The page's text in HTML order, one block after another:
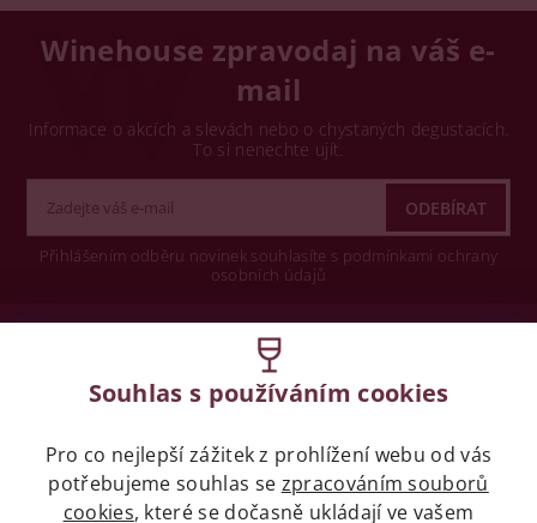
Winehouse zpravodaj na váš e-
mail
Informace o akcích a slevách nebo o chystaných degustacích.
To si nenechte ujít.
Přihlášením odběru novinek souhlasíte s podmínkami ochrany
osobních údajů
Legislativa
Zákaz prodeje alkoholických nápojů osobám
mladších 18 let.
Souhlas s používáním cookies
Pro co nejlepší zážitek z prohlížení webu od vás
potřebujeme souhlas se zpracováním souborů
cookies, které se dočasně ukládají ve vašem